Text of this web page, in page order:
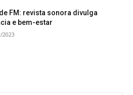
FM: revista sonora divulga
e bem-estar
2023